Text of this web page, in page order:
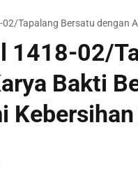
Tapalang Bersatu dengan
1418-02/
Bakti